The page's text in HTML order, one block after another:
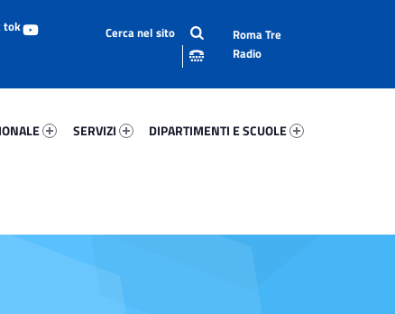
SERVIZI
DIPARTIMENTI E SCUOLE
Roma Tre
Radio